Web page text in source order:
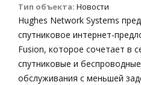
Тип объекта: Новости
Hughes Network Systems
спутниковое интернет-
Fusion, которое сочетает в
спутниковые и
обслуживания с меньшей